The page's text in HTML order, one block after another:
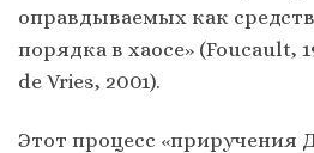
оправдываемых как
порядка в хаосе» (Foucault,
de Vries, 2001).
Этот процесс «приручения